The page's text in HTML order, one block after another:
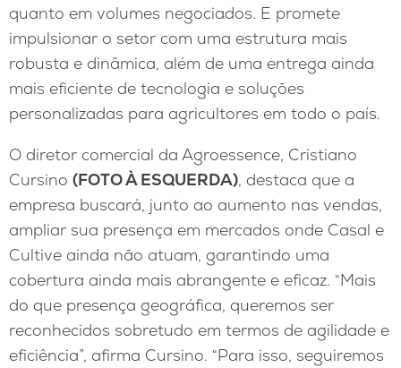
quanto em volumes negociados. E promete
impulsionar o setor com uma estrutura mais
robusta e dinâmica, além de uma entrega ainda
mais eficiente de tecnologia e soluções
personalizadas para agricultores em todo o país.
O diretor comercial da Agroessence, Cristiano
Cursino (FOTO À ESQUERDA), destaca que a
empresa buscará, junto ao aumento nas vendas,
ampliar sua presença em mercados onde Casal e
Cultive ainda não atuam, garantindo uma
cobertura ainda mais abrangente e eficaz. “Mais
do que presença geográfica, queremos ser
reconhecidos sobretudo em termos de agilidade e
eficiência”, afirma Cursino. “Para isso, seguiremos